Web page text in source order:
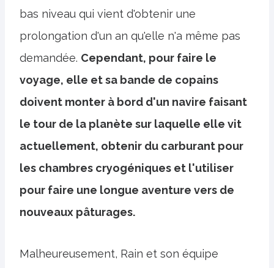
bas niveau qui vient d'obtenir une
prolongation d'un an qu'elle n'a même pas
demandée. Cependant, pour faire le
voyage, elle et sa bande de copains
doivent monter à bord d'un navire faisant
le tour de la planète sur laquelle elle vit
actuellement, obtenir du carburant pour
les chambres cryogéniques et l'utiliser
pour faire une longue aventure vers de
nouveaux pâturages.
Malheureusement, Rain et son équipe